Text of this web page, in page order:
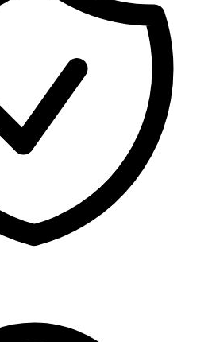
жестової мови Українського
для глухих
область
область
область
область
область
область
область
область
область